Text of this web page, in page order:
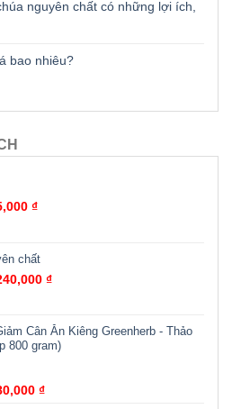
nguyên chất có những lợi ích,
bao nhiêu?
₫
chất
₫
Cân Ăn Kiêng Greenherb - Thảo
800 gram)
₫